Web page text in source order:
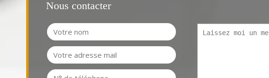
Nous contacter